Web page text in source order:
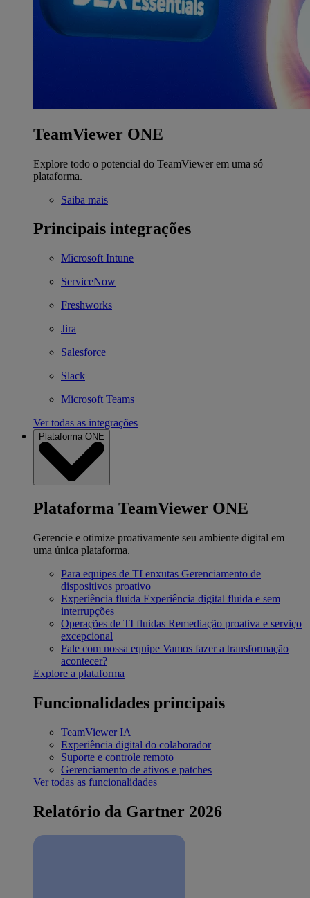
TeamViewer ONE
Explore todo o potencial do TeamViewer em uma só
plataforma.
Saiba mais
Principais integrações
Microsoft Intune
ServiceNow
Freshworks
Jira
Salesforce
Slack
Microsoft Teams
Ver todas as integrações
Plataforma ONE
Plataforma TeamViewer ONE
Gerencie e otimize proativamente seu ambiente digital em
uma única plataforma.
Para equipes de TI enxutas Gerenciamento de
dispositivos proativo
Experiência fluida Experiência digital fluida e sem
interrupções
Operações de TI fluidas Remediação proativa e serviço
excepcional
Fale com nossa equipe Vamos fazer a transformação
acontecer?
Explore a plataforma
Funcionalidades principais
TeamViewer IA
Experiência digital do colaborador
Suporte e controle remoto
Gerenciamento de ativos e patches
Ver todas as funcionalidades
Relatório da Gartner 2026